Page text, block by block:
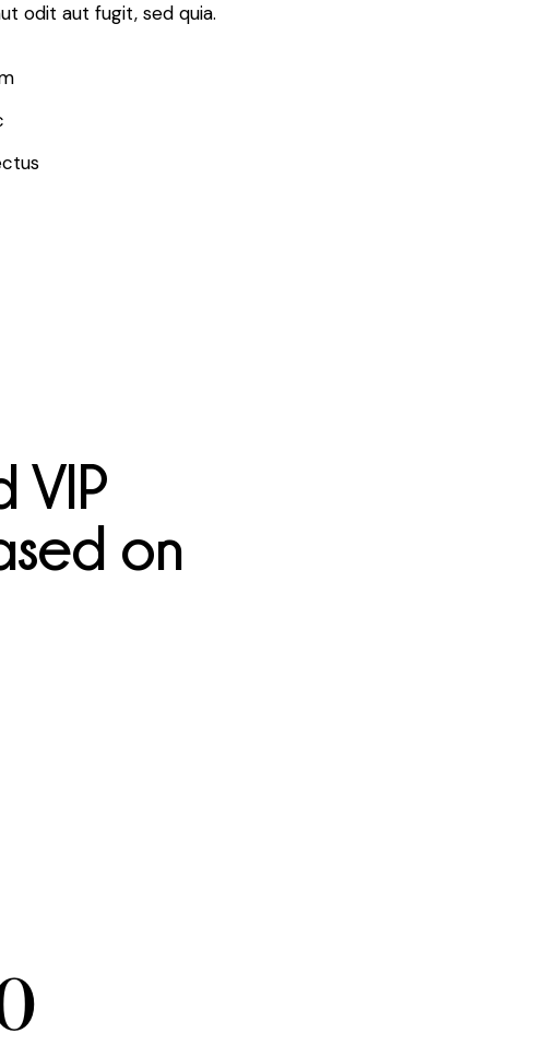
odit aut fugit, sed quia.
VIP
on